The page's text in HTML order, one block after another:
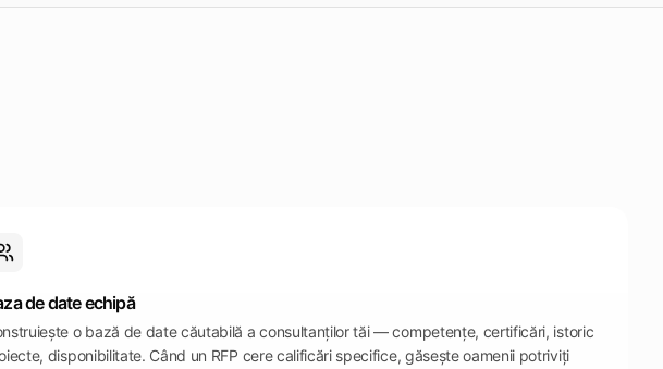
de date echipă
o bază de date căutabilă a consultanților tăi — competențe, certificări, istoric
disponibilitate. Când un RFP cere calificări specifice, găsește oamenii potriviți